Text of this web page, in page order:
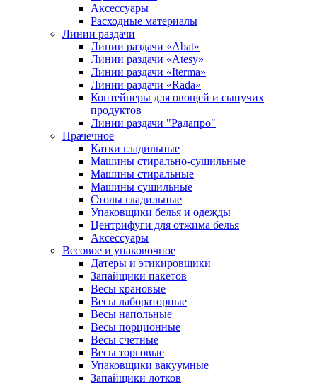
Аксессуары
Расходные материалы
Линии раздачи
Линии раздачи «Abat»
Линии раздачи «Atesy»
Линии раздачи «Iterma»
Линии раздачи «Rada»
Контейнеры для овощей и сыпучих
продуктов
Линии раздачи "Радапро"
Прачечное
Катки гладильные
Машины стирально-сушильные
Машины стиральные
Машины сушильные
Столы гладильные
Упаковщики белья и одежды
Центрифуги для отжима белья
Аксессуары
Весовое и упаковочное
Датеры и этикировщики
Запайщики пакетов
Весы крановые
Весы лабораторные
Весы напольные
Весы порционные
Весы счетные
Весы торговые
Упаковщики вакуумные
Запайщики лотков